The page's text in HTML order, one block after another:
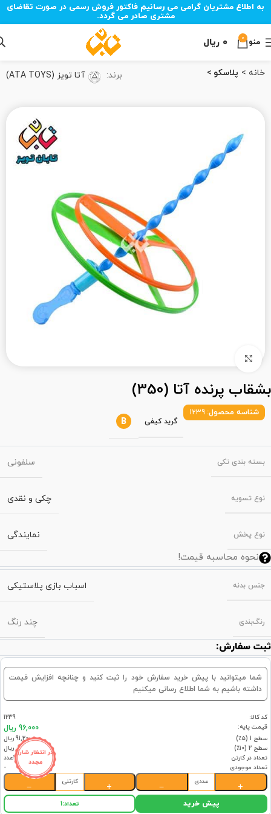
به اطلاع مشتریان گرامی می رسانیم فاکتور فروش رسمی در صورت تقاضای
مشتری صادر می گردد.
منو 0 ۰ ریال
خانه پلاسکو برند: آتا تویز (ATA TOYS)
بشقاب پرنده آتا (350)
شناسه محصول: 1239
گرید کیفی B
بسته‌ بندی تکی سلفونی
نوع تسویه چکی و نقدی
نوع پخش نمایندگی
نحوه محاسبه قیمت!
جنس بدنه اسباب بازی پلاستیکی
رنگ‌بندی چند رنگ
ثبت سفارش:
شما میتوانید با پیش خرید سفارش خود را ثبت کنید و چنانچه افزایش قیمت
داشته باشیم به شما اطلاع رسانی میکنیم
در انتظار شارژ
مجدد
کد کالا:
1239
قیمت پایه:
96,000 ریال
سطح 1 (۵٪)
91,200 ریال
سطح 2 (۱۰٪)
86,400 ریال
تعداد در کارتن
350عدد
تعداد موجودی
-
+
عددی
−
+
کارتنی
−
پیش خرید تعداد:1